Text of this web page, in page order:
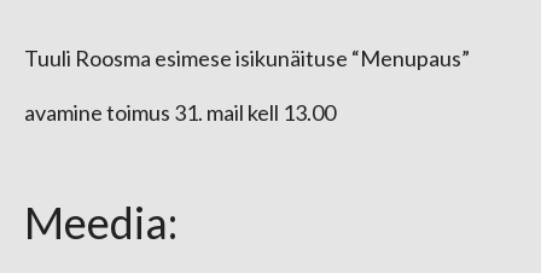
Tuuli Roosma esimese isikunäituse “Menupaus”
avamine toimus 31. mail kell 13.00
Meedia: